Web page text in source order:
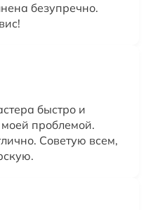
безупречно.
быстро и
проблемой.
Советую всем,